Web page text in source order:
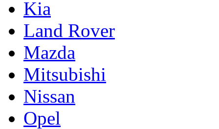
Kia
Land Rover
Mazda
Mitsubishi
Nissan
Opel